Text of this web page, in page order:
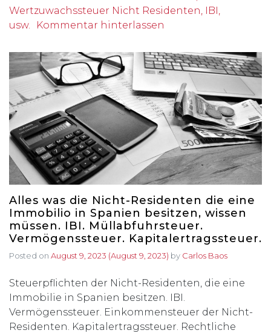
Wertzuwachssteuer Nicht Residenten, IBI,
usw.
Kommentar hinterlassen
Alles was die Nicht-Residenten die eine
Immobilio in Spanien besitzen, wissen
müssen. IBI. Müllabfuhrsteuer.
Vermögenssteuer. Kapitalertragssteuer.
Posted on August 9, 2023 (August 9, 2023) by Carlos Baos
Steuerpflichten der Nicht-Residenten, die eine
Immobilie in Spanien besitzen. IBI.
Vermögenssteuer. Einkommensteuer der Nicht-
Residenten. Kapitalertragssteuer. Rechtliche